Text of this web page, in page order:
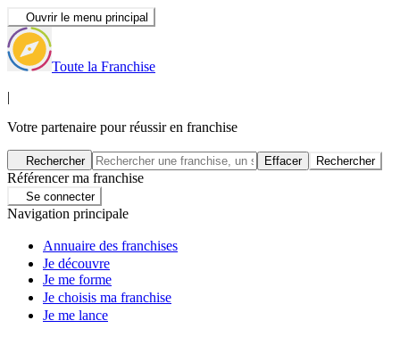
Ouvrir le menu principal
Toute la Franchise
|
Votre partenaire pour réussir en franchise
Rechercher Effacer Rechercher
Référencer ma franchise
Se connecter
Navigation principale
Annuaire des franchises
Je découvre
Je me forme
Je choisis ma franchise
Je me lance